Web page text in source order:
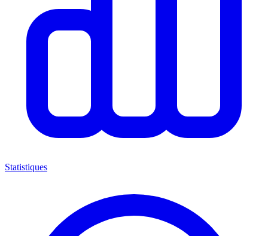
Statistiques